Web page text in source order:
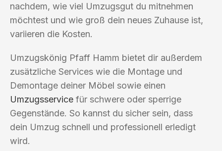
nachdem, wie viel Umzugsgut du mitnehmen
möchtest und wie groß dein neues Zuhause ist,
variieren die Kosten.
Umzugskönig Pfaff Hamm bietet dir außerdem
zusätzliche Services wie die Montage und
Demontage deiner Möbel sowie einen
Umzugsservice für schwere oder sperrige
Gegenstände. So kannst du sicher sein, dass
dein Umzug schnell und professionell erledigt
wird.